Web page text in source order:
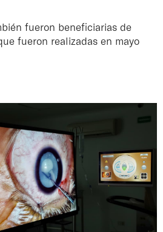
fueron beneficiarias de
fueron realizadas en mayo